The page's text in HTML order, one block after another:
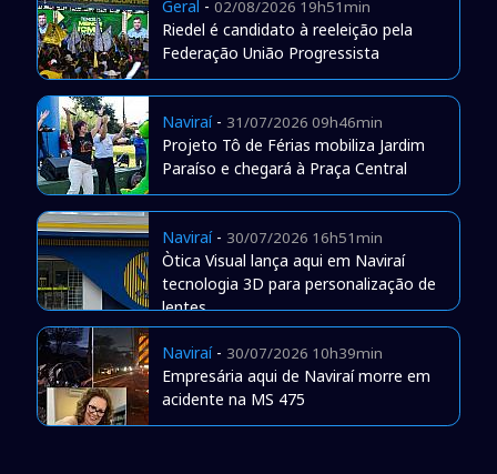
Geral - 02/08/2026 19h51min
Riedel é candidato à reeleição pela
Federação União Progressista
Naviraí- 31/07/2026 09h46min
Projeto Tô de Férias mobiliza Jardim
Paraíso e chegará à Praça Central
Naviraí- 30/07/2026 16h51min
Òtica Visual lança aqui em Naviraí
tecnologia 3D para personalização de
lentes
Naviraí- 30/07/2026 10h39min
Empresária aqui de Naviraí morre em
acidente na MS 475